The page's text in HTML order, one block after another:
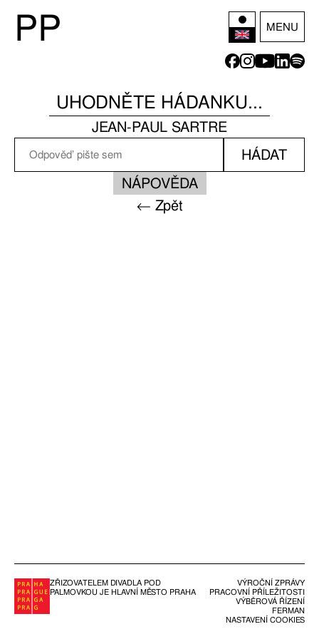
PP MENU
UHODNĚTE HÁDANKU...
JEAN-PAUL SARTRE
HÁDAT
NÁPOVĚDA
← Zpět
ZŘIZOVATELEM DIVADLA POD
PALMOVKOU JE HLAVNÍ MĚSTO PRAHA
VÝROČNÍ ZPRÁVY
PRACOVNÍ PŘÍLEŽITOSTI
VÝBĚROVÁ ŘÍZENÍ
FERMAN
NASTAVENÍ COOKIES